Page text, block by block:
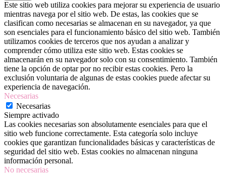
Este sitio web utiliza cookies para mejorar su experiencia de usuario
mientras navega por el sitio web. De estas, las cookies que se
clasifican como necesarias se almacenan en su navegador, ya que
son esenciales para el funcionamiento básico del sitio web. También
utilizamos cookies de terceros que nos ayudan a analizar y
comprender cómo utiliza este sitio web. Estas cookies se
almacenarán en su navegador solo con su consentimiento. También
tiene la opción de optar por no recibir estas cookies. Pero la
exclusión voluntaria de algunas de estas cookies puede afectar su
experiencia de navegación.
Necesarias
Necesarias
Siempre activado
Las cookies necesarias son absolutamente esenciales para que el
sitio web funcione correctamente. Esta categoría solo incluye
cookies que garantizan funcionalidades básicas y características de
seguridad del sitio web. Estas cookies no almacenan ninguna
información personal.
No necesarias